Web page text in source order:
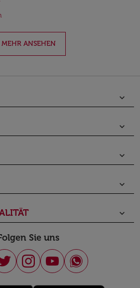
MEHR ANSEHEN
keyboard_arrow_down
keyboard_arrow_down
keyboard_arrow_down
keyboard_arrow_down
keyboard_arrow_down
Sie uns